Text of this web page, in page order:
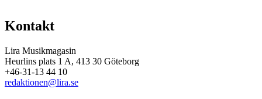
Kontakt
Lira Musikmagasin
Heurlins plats 1 A, 413 30 Göteborg
+46-31-13 44 10
redaktionen@lira.se